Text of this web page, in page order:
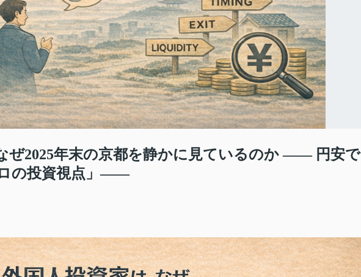
ぜ2025年末の京都を静かに見ているのか ―― 円安で
の投資視点」――